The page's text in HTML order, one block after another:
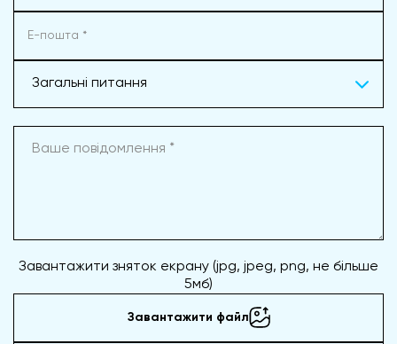
Загальні питання
Завантажити зняток екрану (jpg, jpeg, png, не більше
5мб)
Завантажити файл